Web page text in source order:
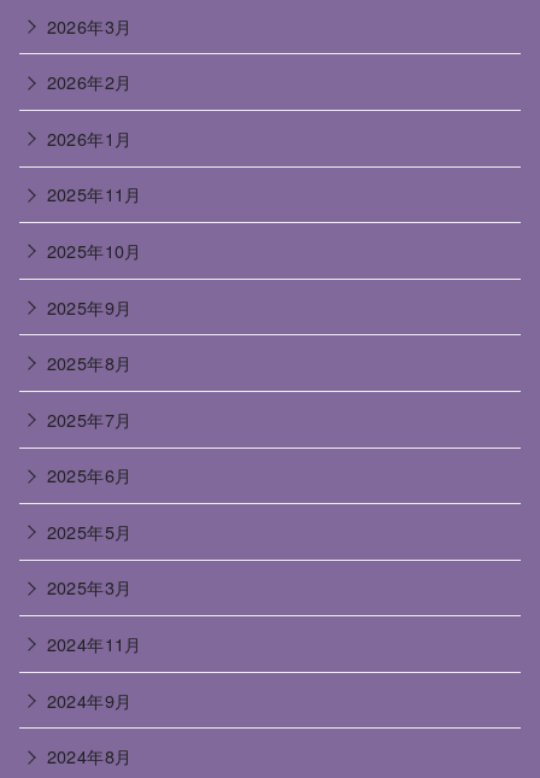
2026年3月
2026年2月
2026年1月
2025年11月
2025年10月
2025年9月
2025年8月
2025年7月
2025年6月
2025年5月
2025年3月
2024年11月
2024年9月
2024年8月